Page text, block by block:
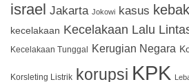
israel Jakarta Jokowi kasus
kecelakaan Kecelakaan Lalu
Kecelakaan Tunggal Kerugian Negara
Korsleting Listrik korupsi KPK